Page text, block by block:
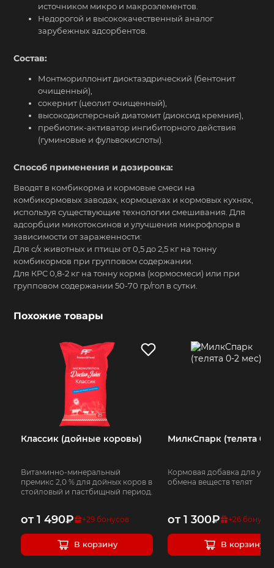
источником микро и макроэлементов.
Недорогой и высококачественный аналог
зарубежных адсорбентов.
Состав:
Монтмориллонит диоктаэдрический (бентонит
очищенный),
сокернит (цеолит очищенный),
высокодисперсный диатомит (диоксид кремния),
пребиотик-активатор ингибиторного действия
(гуминовые и фульвокислоты).
Способ применения и дозировка:
Вводят в комбикорма и кормовые смеси на
комбикормовых заводах, кормоцехах и кормовых кухнях,
используя существующие технологии смешивания. Для
адсорбции микотоксинов и улучшения микрофлоры в
зависимости от зараженности:
Для с/х животных и птицы от 0,5 до 2,5 кг на тонну
комбикормов при групповом содержании.
Для КРС 0,8-2 кг на тонну корма (кормосмеси) или при
групповом содержании 50-70 гр/гол в сутки.
Похожие товары
Классик (дойные коровы)
Витаминно-минеральный
премикс 2,0 % для дойных коров в
стойловый и пастбищный период.
от1 490₽ +29 бонусов
В корзину
МилкСпарк (телята 0-
Кормовая добавка для
обмена веществ телят
от1 300₽ +26
В корзину